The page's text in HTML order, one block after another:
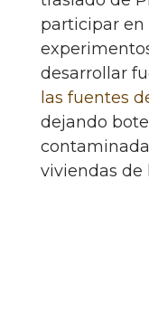
participar en
desarrollar
las fuentes
dejando
viviendas de